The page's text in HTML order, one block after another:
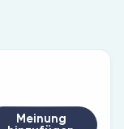
Meinung